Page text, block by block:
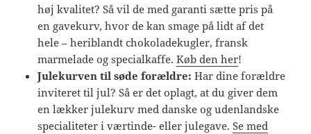
høj kvalitet? Så vil de med garanti sætte pris på
en gavekurv, hvor de kan smage på lidt af det
hele – heriblandt chokoladekugler, fransk
marmelade og specialkaffe.Køb den her!
Julekurven til søde forældre: Har dine forældre
inviteret til jul? Så er det oplagt, at du giver dem
en lækker julekurv med danske og udenlandske
specialiteter i værtinde- eller julegave.Se med